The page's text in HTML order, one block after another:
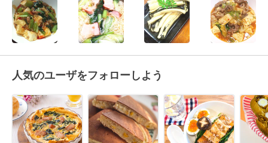
人気のユーザをフォローしよう